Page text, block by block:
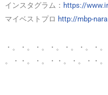
インスタグラム： https://
マイベストプロ http://mbp-
・。・。・。・。・。・。・
。・・。・。・・。・。・・。